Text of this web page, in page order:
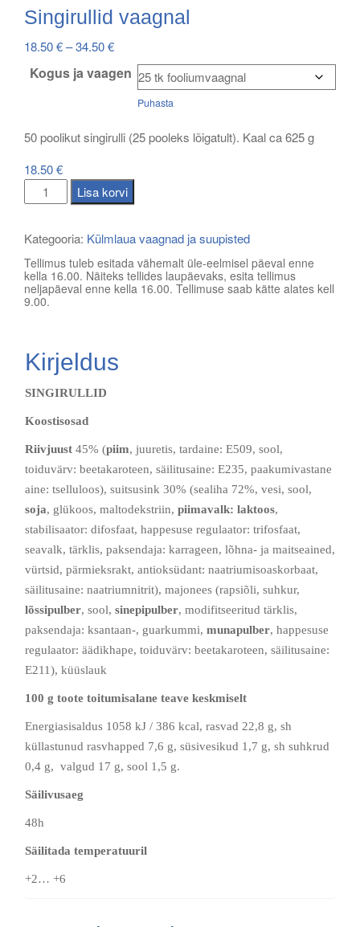
Singirullid vaagnal
18.50€–34.50€Price
range:
18.50 €
through
Kogus ja vaagen
Puhasta
50 poolikut singirulli (25 pooleks lõigatult). Kaal ca 625 g
18.50€
Singirullid
vaagnal
Lisa korvi
Kategooria: Külmlaua vaagnad ja suupisted
Tellimus tuleb esitada vähemalt üle-eelmisel päeval enne
kella 16.00. Näiteks tellides laupäevaks, esita tellimus
neljapäeval enne kella 16.00. Tellimuse saab kätte alates kell
9.00.
Kirjeldus
SINGIRULLID
Koostisosad
Riivjuust 45% (piim, juuretis, tardaine: E509, sool,
toiduvärv: beetakaroteen, säilitusaine: E235, paakumivastane
aine: tselluloos), suitsusink 30% (sealiha 72%, vesi, sool,
soja, glükoos, maltodekstriin, piimavalk: laktoos,
stabilisaator: difosfaat, happesuse regulaator: trifosfaat,
seavalk, tärklis, paksendaja: karrageen, lõhna- ja maitseained,
vürtsid, pärmieksrakt, antioksüdant: naatriumisoaskorbaat,
säilitusaine: naatriumnitrit), majonees (rapsiõli, suhkur,
lõssipulber, sool, sinepipulber, modifitseeritud tärklis,
paksendaja: ksantaan-, guarkummi, munapulber, happesuse
regulaator: äädikhape, toiduvärv: beetakaroteen, säilitusaine:
E211), küüslauk
100 g toote toitumisalane teave keskmiselt
Energiasisaldus 1058 kJ / 386 kcal, rasvad 22,8 g, sh
küllastunud rasvhapped 7,6 g, süsivesikud 1,7 g, sh suhkrud
0,4 g, valgud 17 g, sool 1,5 g.
Säilivusaeg
48h
Säilitada temperatuuril
+2… +6